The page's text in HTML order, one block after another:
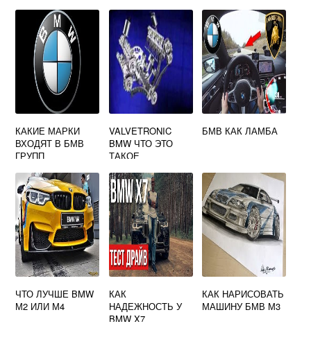
КАКИЕ МАРКИ
ВХОДЯТ В БМВ
ГРУПП
VALVETRONIC
BMW ЧТО ЭТО
ТАКОЕ
БМВ КАК ЛАМБА
ЧТО ЛУЧШЕ BMW
М2 ИЛИ М4
КАК
НАДЕЖНОСТЬ У
BMW X7
КАК НАРИСОВАТЬ
МАШИНУ БМВ М3